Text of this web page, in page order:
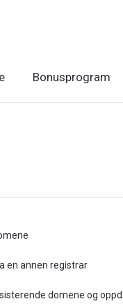
Bonusprogram
en annen registrar
domene og